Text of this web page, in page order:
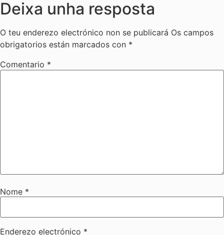
Deixa unha resposta
O teu enderezo electrónico non se publicará Os campos
obrigatorios están marcados con *
Comentario *
Nome *
Enderezo electrónico *